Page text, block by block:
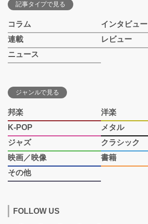
記事タイプで見る
コラム
インタビュー
連載
レビュー
ニュース
ジャンルで見る
邦楽
洋楽
K-POP
メタル
ジャズ
クラシック
映画／映像
書籍
その他
FOLLOW US